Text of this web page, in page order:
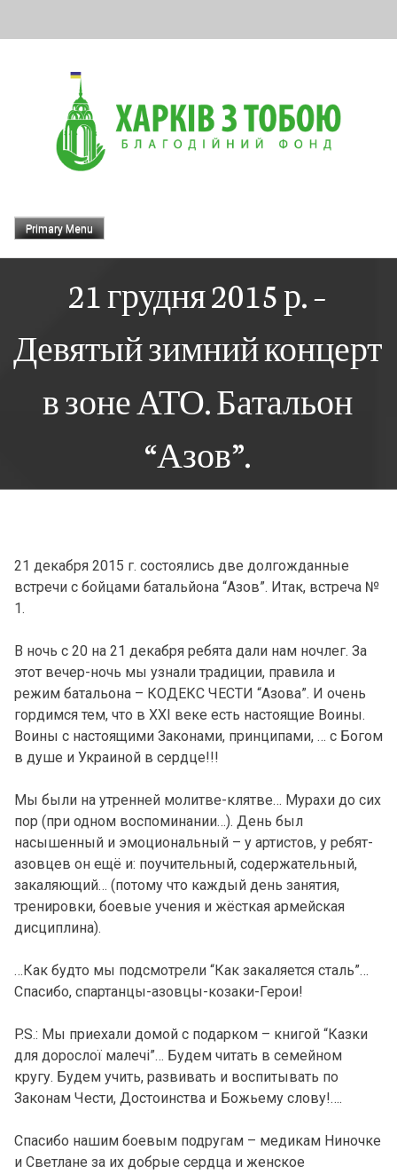
Primary Menu
21 грудня 2015 р. –
Девятый зимний концерт
в зоне АТО. Батальон
“Азов”.
21 декабря 2015 г. состоялись две долгожданные
встречи с бойцами батальйона “Азов”. Итак, встреча №
1.
В ночь с 20 на 21 декабря ребята дали нам ночлег. За
этот вечер-ночь мы узнали традиции, правила и
режим батальона – КОДЕКС ЧЕСТИ “Азова”. И очень
гордимся тем, что в ХХІ веке есть настоящие Воины.
Воины с настоящими Законами, принципами, … с Богом
в душе и Украиной в сердце!!!
Мы были на утренней молитве-клятве… Мурахи до сих
пор (при одном воспоминании…). День был
насышенный и эмоциональный – у артистов, у ребят-
азовцев он ещё и: поучительный, содержательный,
закаляющий… (потому что каждый день занятия,
тренировки, боевые учения и жёсткая армейская
дисциплина).
…Как будто мы подсмотрели “Как закаляется сталь”…
Спасибо, спартанцы-азовцы-козаки-Герои!
P.S.: Мы приехали домой с подарком – книгой “Казки
для дорослої малечі”… Будем читать в семейном
кругу. Будем учить, развивать и воспитывать по
Законам Чести, Достоинства и Божьему слову!….
Спасибо нашим боевым подругам – медикам Ниночке
и Светлане за их добрые сердца и женское